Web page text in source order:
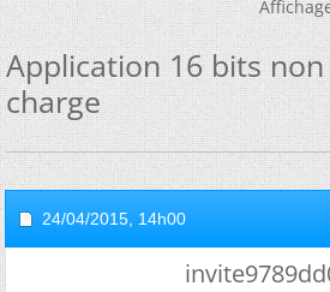
Application 16 bits
charge
24/04/2015, 14h00